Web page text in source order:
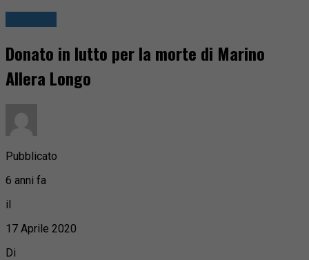
Donato in lutto per la morte di Marino
Allera Longo
Pubblicato
6 anni fa
il
17 Aprile 2020
Di